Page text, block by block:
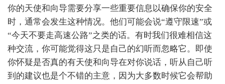
你的天使和向导需要分享一些重要信息以确保你的安全
时，通常会发生这种情况。他们可能会说“遵守限速”或
“今天不要走高速公路”之类的话。有时我们很难相信这
种交流，你可能觉得这只是自己的幻听而忽略它。即使
你怀疑是否真的有天使和向导在对你说话，听从自己听
到的建议也是个不错的主意，因为大多数时候它会帮助